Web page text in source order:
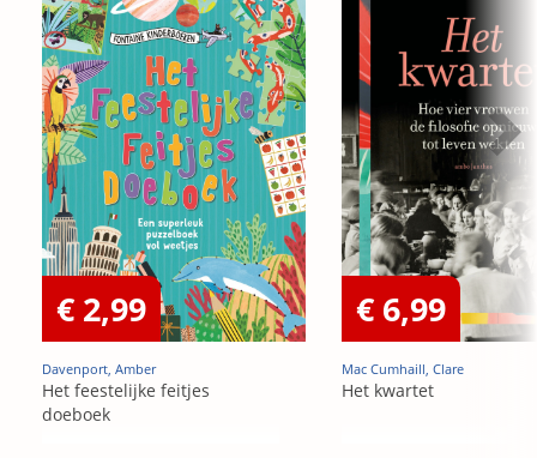
€ 2,99
Davenport, Amber
Het feestelijke feitjes
doeboek
€ 6,99
Mac Cumhaill, Clare
Het kwartet